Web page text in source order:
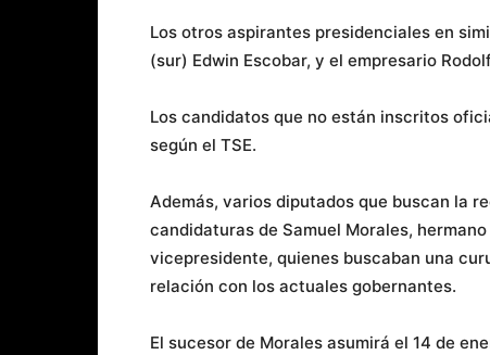
Los otros aspirantes presidenciales en
(sur) Edwin Escobar, y el empresario
Los candidatos que no están inscritos
según el TSE.
Además, varios diputados que buscan la
candidaturas de Samuel Morales,
vicepresidente, quienes buscaban una
relación con los actuales gobernantes.
El sucesor de Morales asumirá el 14 de